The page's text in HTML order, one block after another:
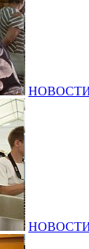
НОВОСТИ
НОВОСТИ